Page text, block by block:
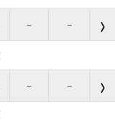
– –
– –